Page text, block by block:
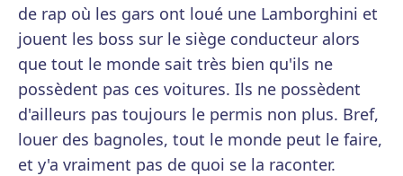
de rap où les gars ont loué une Lamborghini et
jouent les boss sur le siège conducteur alors
que tout le monde sait très bien qu'ils ne
possèdent pas ces voitures. Ils ne possèdent
d'ailleurs pas toujours le permis non plus. Bref,
louer des bagnoles, tout le monde peut le faire,
et y'a vraiment pas de quoi se la raconter.